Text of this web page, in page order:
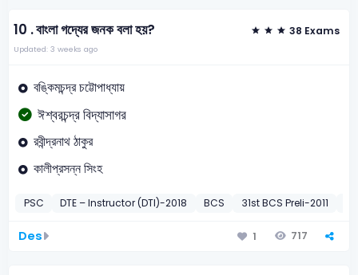
10 .বাংলা গদ্যের জনক বলা হয়? 38 Exams
Updated: 3 weeks ago
বঙ্কিমচন্দ্র চট্টোপাধ্যায়
ঈশ্বরচন্দ্র বিদ্যাসাগর
রবীন্দ্রনাথ ঠাকুর
কালীপ্রসন্ন সিংহ
PSC DTE – Instructor (DTI)-2018 BCS 31st BCS Preli-2011
Des 1 717